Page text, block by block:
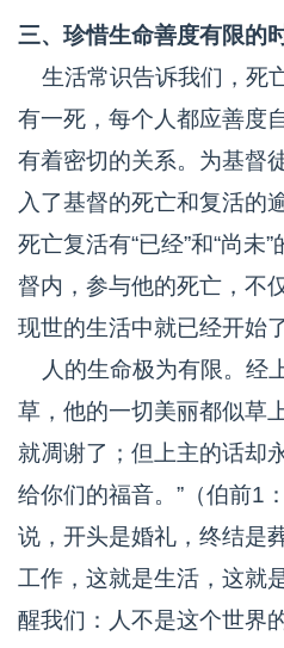
三、珍惜生命善度有限的
生活常识告诉我们，死
有一死，每个人都应善度
有着密切的关系。为基督
入了基督的死亡和复活的
死亡复活有“已经”和“尚未
督内，参与他的死亡，不
现世的生活中就已经开始了
人的生命极为有限。经
草，他的一切美丽都似草
就凋谢了；但上主的话却
给你们的福音。”（伯前1
说，开头是婚礼，终结是
工作，这就是生活，这就
醒我们：人不是这个世界